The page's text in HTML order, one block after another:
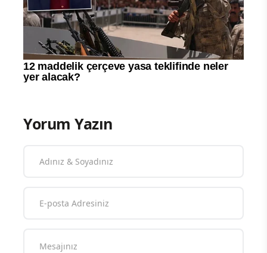
Yorum Yazın